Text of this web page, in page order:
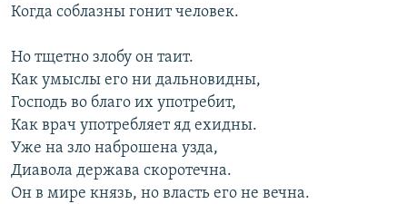
Когда соблазны гонит человек.
Но тщетно злобу он таит.
Как умыслы его ни дальновидны,
Господь во благо их употребит,
Как врач употребляет яд ехидны.
Уже на зло наброшена узда,
Диавола держава скоротечна.
Он в мире князь, но власть его не вечна.